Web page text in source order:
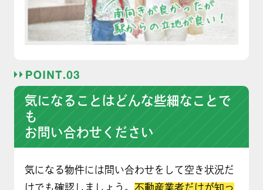
気になることはどんな些細なことで
も
お問い合わせください
気になる物件には問い合わせをして空き状況だ
けでも確認しましょう。 不動産業者だけが知っ